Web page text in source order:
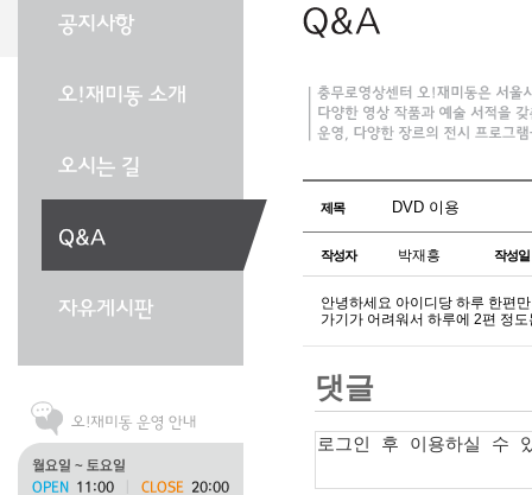
제목 DVD 이용
작성자 박재흥 작성일
안녕하세요 아이디당 하루 한편
가기가 어려워서 하루에 2편 정